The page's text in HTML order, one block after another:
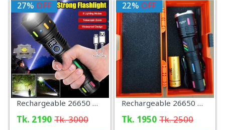
27% OFF
Rechargeable 26650 mAh COBA-G671 Charging Display Super Bright Flashlight
Tk. 2190 Tk. 3000
22% OFF
Rechargeable 26650 mAh CB-X6-TG Charging Display Super Bright Flashlight
Tk. 1950 Tk. 2500